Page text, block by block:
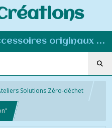
Vêtements, lingerie, accessoires originaux et personnalisés - Couture éco-responsable
Solutions Zéro-déchet